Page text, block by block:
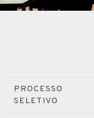
PROCESSO
SELETIVO